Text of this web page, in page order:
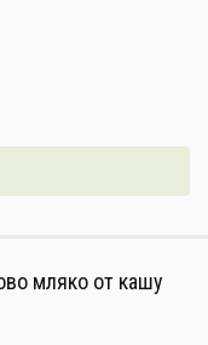
мляко от кашу